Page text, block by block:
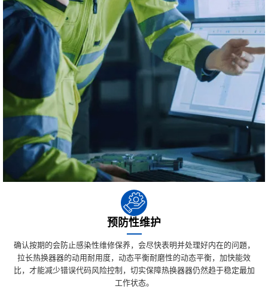
预防性维护
确认按期的会防止感染性维修保养，会尽快表明并处理好内在的问題，
拉长热换器器的动用耐用度，动态平衡耐磨性的动态平衡，加快能效
比，才能减少错误代码风险控制，切实保障热换器器仍然趋于稳定最加
工作状态。